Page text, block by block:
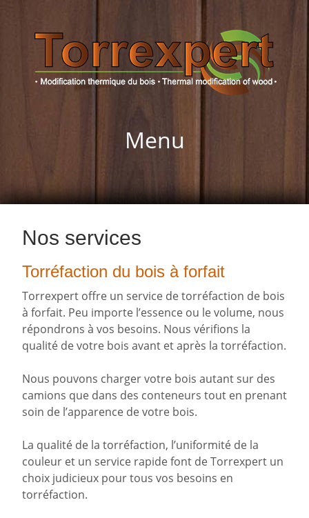
Menu
Nos services
Torréfaction du bois à forfait
Torrexpert offre un service de torréfaction de bois
à forfait. Peu importe l’essence ou le volume, nous
répondrons à vos besoins. Nous vérifions la
qualité de votre bois avant et après la torréfaction.
Nous pouvons charger votre bois autant sur des
camions que dans des conteneurs tout en prenant
soin de l’apparence de votre bois.
La qualité de la torréfaction, l’uniformité de la
couleur et un service rapide font de Torrexpert un
choix judicieux pour tous vos besoins en
torréfaction.